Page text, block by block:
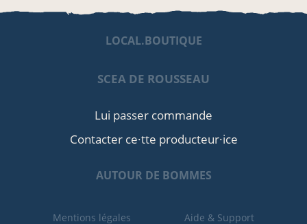
LOCAL.BOUTIQUE
SCEA DE ROUSSEAU
Lui passer commande
Contacter ce·tte producteur·ice
AUTOUR DE BOMMES
Mentions légales Aide & Support